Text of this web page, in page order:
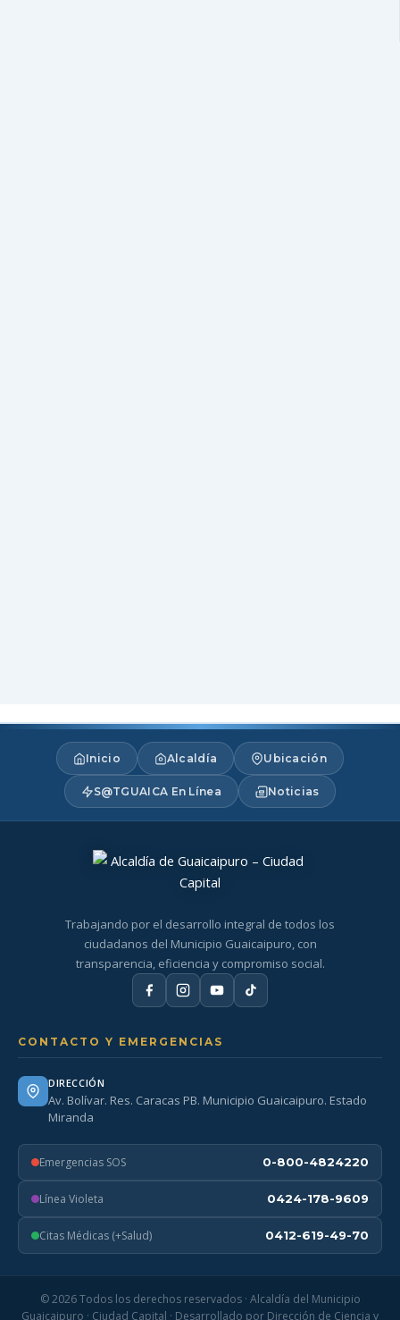
Inicio Alcaldía Ubicación
S@TGUAICA En Línea Noticias
Trabajando por el desarrollo integral de todos los
ciudadanos del Municipio Guaicaipuro, con
transparencia, eficiencia y compromiso social.
CONTACTO Y EMERGENCIAS
DIRECCIÓN
Av. Bolívar. Res. Caracas PB. Municipio Guaicaipuro. Estado
Miranda
Emergencias SOS 0-800-4824220
Línea Violeta 0424-178-9609
Citas Médicas (+Salud) 0412-619-49-70
© 2026 Todos los derechos reservados · Alcaldía del Municipio
Guaicaipuro · Ciudad Capital · Desarrollado por Dirección de Ciencia y